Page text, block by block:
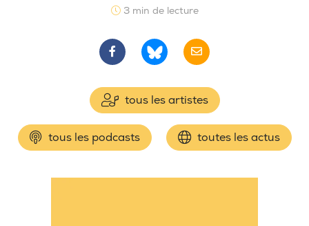
3 min de lecture
tous les artistes
tous les podcasts toutes les actus